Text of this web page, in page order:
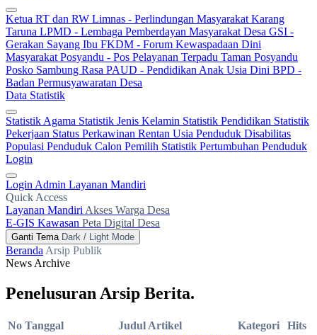
Ketua RT dan RW Limnas - Perlindungan Masyarakat Karang
Taruna LPMD - Lembaga Pemberdayan Masyarakat Desa GSI -
Gerakan Sayang Ibu FKDM - Forum Kewaspadaan Dini
Masyarakat Posyandu - Pos Pelayanan Terpadu Taman Posyandu
Posko Sambung Rasa PAUD - Pendidikan Anak Usia Dini BPD -
Badan Permusyawaratan Desa
Data Statistik
Statistik Agama Statistik Jenis Kelamin Statistik Pendidikan Statistik
Pekerjaan Status Perkawinan Rentan Usia Penduduk Disabilitas
Populasi Penduduk Calon Pemilih Statistik Pertumbuhan Penduduk
Login
Login Admin Layanan Mandiri
Quick Access
Layanan Mandiri Akses Warga Desa
E-GIS Kawasan Peta Digital Desa
Ganti Tema Dark / Light Mode
Beranda Arsip Publik
News Archive
Penelusuran Arsip Berita.
No Tanggal Judul Artikel Kategori Hits